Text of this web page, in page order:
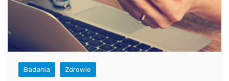
Badania Zdrowie